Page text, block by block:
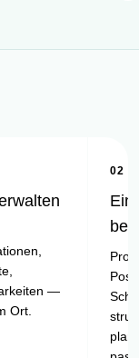
—
Ort.
02